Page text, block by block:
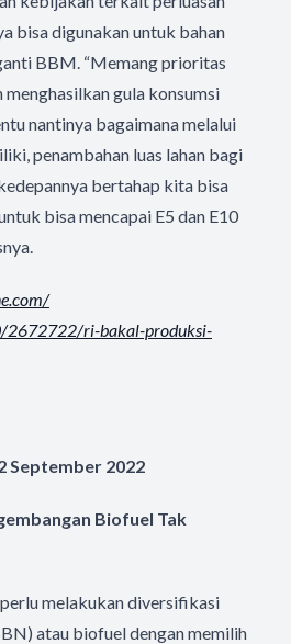
bisa digunakan untuk bahan
BBM. “Memang prioritas
gula konsumsi
nantinya bagaimana melalui
penambahan luas lahan bagi
bertahap kita bisa
bisa mencapai E5 dan E10
2672722/ri-bakal-produksi-
September 2022
Biofuel Tak
melakukan diversifikasi
atau biofuel dengan memilih